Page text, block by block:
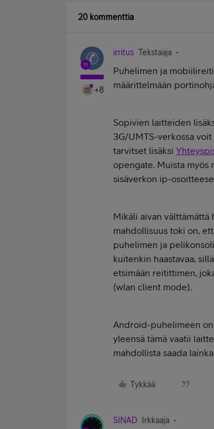
20 kommenttia
+8
irritus Tekstaaja
Puhelimen ja
määrittelmään
Sopivien laitteiden
3G/UMTS-verkossa
tarvitset lisäksi
opengate. Muista
sisäverkon ip-
Mikäli aivan
mahdollisuus toki on,
puhelimen ja
kuitenkin haastavaa,
etsimään reitittimen,
(wlan client mode).
Android-puhelimeen
yleensä tämä vaatii
mahdollista saada
Tykkää
SINAD Irkkaaja